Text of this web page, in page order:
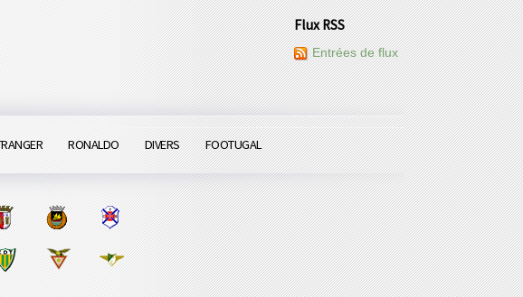
Flux RSS
Entrées de flux
RONALDO DIVERS FOOTUGAL